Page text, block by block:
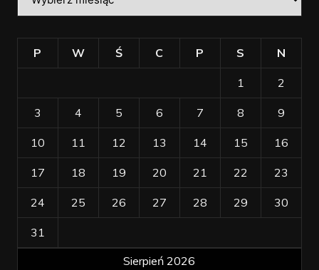
Sierpień 2026
P W Ś C P S N
1 2
3 4 5 6 7 8 9
10 11 12 13 14 15 16
17 18 19 20 21 22 23
24 25 26 27 28 29 30
31